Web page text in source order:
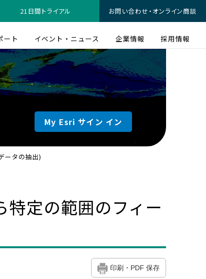
21日間トライアル お問い合わせ・オンライン商談
ート イベント・ニュース 企業情報 採用情報
My Esri サイン イン
ータの抽出)
特定の範囲のフィー
印刷・PDF 保存